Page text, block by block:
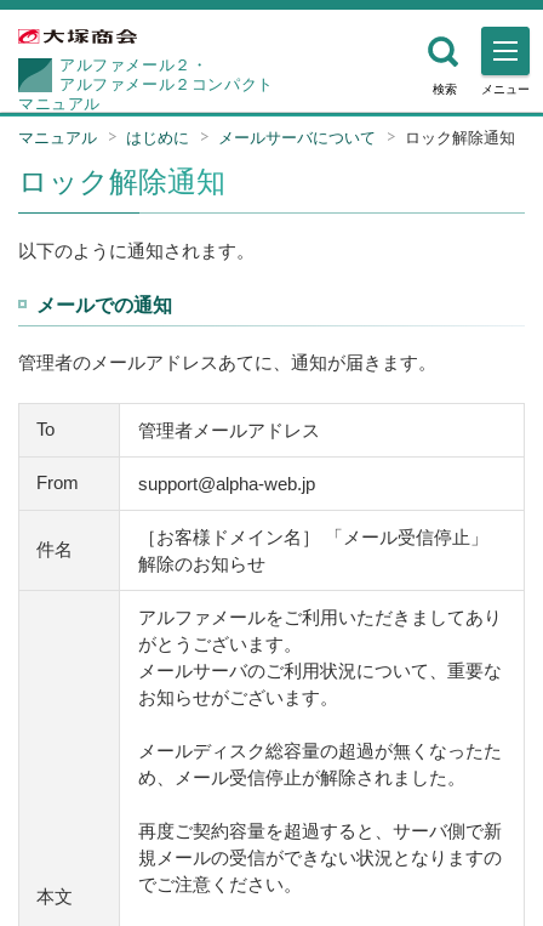
アルファメール２・
アルファメール２コンパクト
マニュアル
検索 メニュー
マニュアル はじめに メールサーバについて ロック解除通知
ロック解除通知
以下のように通知されます。
メールでの通知
管理者のメールアドレスあてに、通知が届きます。
To 管理者メールアドレス
From support@alpha-web.jp
件名
［お客様ドメイン名］ 「メール受信停止」
解除のお知らせ
本文
アルファメールをご利用いただきましてあり
がとうございます。
メールサーバのご利用状況について、重要な
お知らせがございます。
メールディスク総容量の超過が無くなったた
め、メール受信停止が解除されました。
再度ご契約容量を超過すると、サーバ側で新
規メールの受信ができない状況となりますの
でご注意ください。